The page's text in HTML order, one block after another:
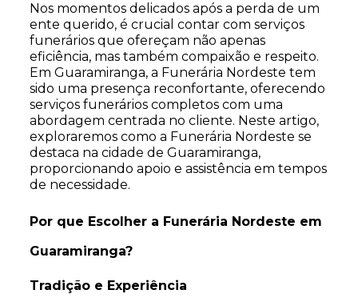
Nos momentos delicados após a perda de um
ente querido, é crucial contar com serviços
funerários que ofereçam não apenas
eficiência, mas também compaixão e respeito.
Em Guaramiranga, a Funerária Nordeste tem
sido uma presença reconfortante, oferecendo
serviços funerários completos com uma
abordagem centrada no cliente. Neste artigo,
exploraremos como a Funerária Nordeste se
destaca na cidade de Guaramiranga,
proporcionando apoio e assistência em tempos
de necessidade.
Por que Escolher a Funerária Nordeste em
Guaramiranga?
Tradição e Experiência